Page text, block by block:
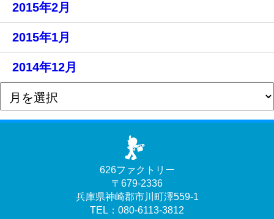
2015年2月
2015年1月
2014年12月
626ファクトリー
〒679-2336
兵庫県神崎郡市川町澤559-1
TEL：080-6113-3812